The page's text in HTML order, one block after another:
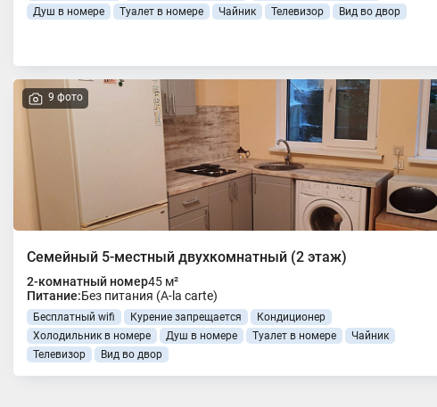
Душ в номере
Туалет в номере Чайник Телевизор Вид во двор
9 фото
Семейный 5-местный двухкомнатный (2 этаж)
2-комнатный номер45 м²
Питание:Без питания (A-la carte)
Бесплатный wifi Курение запрещается
Кондиционер
Холодильник в номере
Душ в номере Туалет в номере
Чайник
Телевизор
Вид во двор